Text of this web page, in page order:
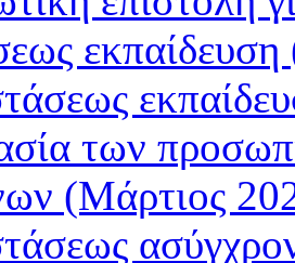
των
(Μάρτιος